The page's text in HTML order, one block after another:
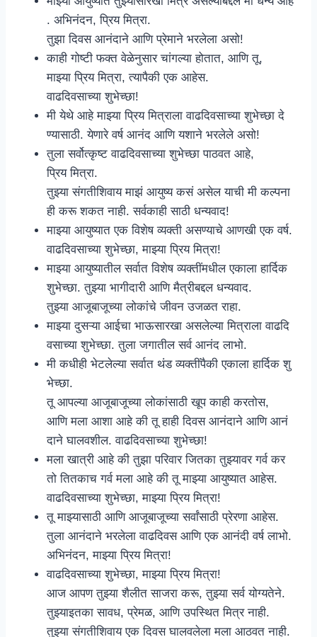
. अभिनंदन, प्रिय मित्रा.
तुझा दिवस आनंदाने आणि प्रेमाने भरलेला असो!
काही गोष्टी फक्त वेळेनुसार चांगल्या होतात, आणि तू,
माझ्या प्रिय मित्रा, त्यापैकी एक आहेस.
वाढदिवसाच्या शुभेच्छा!
मी येथे आहे माझ्या प्रिय मित्राला वाढदिवसाच्या शुभेच्छा दे
ण्यासाठी. येणारे वर्ष आनंद आणि यशाने भरलेले असो!
तुला सर्वोत्कृष्ट वाढदिवसाच्या शुभेच्छा पाठवत आहे,
प्रिय मित्रा.
तुझ्या संगतीशिवाय माझं आयुष्य कसं असेल याची मी कल्पना
ही करू शकत नाही. सर्वकाही साठी धन्यवाद!
माझ्या आयुष्यात एक विशेष व्यक्ती असण्याचे आणखी एक वर्ष.
वाढदिवसाच्या शुभेच्छा, माझ्या प्रिय मित्रा!
माझ्या आयुष्यातील सर्वात विशेष व्यक्तींमधील एकाला हार्दिक
शुभेच्छा. तुझ्या भागीदारी आणि मैत्रीबद्दल धन्यवाद.
तुझ्या आजूबाजूच्या लोकांचे जीवन उजळत राहा.
माझ्या दुसऱ्या आईचा भाऊसारखा असलेल्या मित्राला वाढदि
वसाच्या शुभेच्छा. तुला जगातील सर्व आनंद लाभो.
मी कधीही भेटलेल्या सर्वात थंड व्यक्तींपैकी एकाला हार्दिक शु
भेच्छा.
तू आपल्या आजूबाजूच्या लोकांसाठी खूप काही करतोस,
आणि मला आशा आहे की तू हाही दिवस आनंदाने आणि आनं
दाने घालवशील. वाढदिवसाच्या शुभेच्छा!
मला खात्री आहे की तुझा परिवार जितका तुझ्यावर गर्व कर
तो तितकाच गर्व मला आहे की तू माझ्या आयुष्यात आहेस.
वाढदिवसाच्या शुभेच्छा, माझ्या प्रिय मित्रा!
तू माझ्यासाठी आणि आजूबाजूच्या सर्वांसाठी प्रेरणा आहेस.
तुला आनंदाने भरलेला वाढदिवस आणि एक आनंदी वर्ष लाभो.
अभिनंदन, माझ्या प्रिय मित्रा!
वाढदिवसाच्या शुभेच्छा, माझ्या प्रिय मित्रा!
आज आपण तुझ्या शैलीत साजरा करू, तुझ्या सर्व योग्यतेने.
तुझ्याइतका सावध, प्रेमळ, आणि उपस्थित मित्र नाही.
तुझ्या संगतीशिवाय एक दिवस घालवलेला मला आठवत नाही.